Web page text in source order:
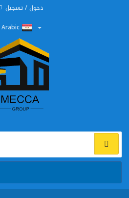
دخول / تسجيل
Arabic